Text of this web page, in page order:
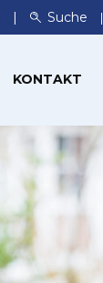
Suche
KONTAKT